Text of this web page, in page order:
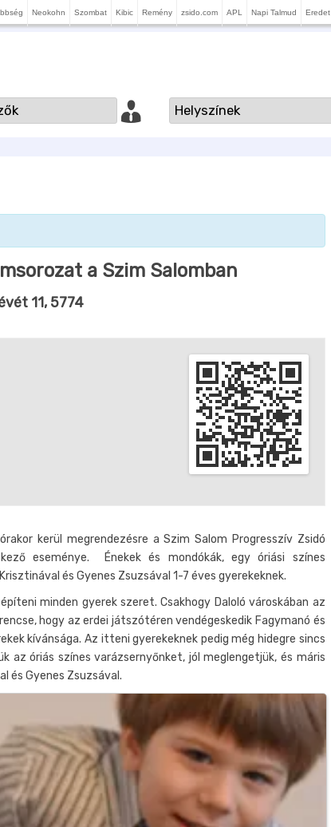
Neokohn Szombat Kibic Remény zsido.com APL Napi Talmud Eredet
a Szim Salomban
11, 5774
kerül megrendezésre a Szim Salom Progresszív Zsidó
eseménye. Énekek és mondókák, egy óriási színes
és Gyenes Zsuzsával 1-7 éves gyerekeknek.
minden gyerek szeret. Csakhogy Daloló városkában az
hogy az erdei játszótéren vendégeskedik Fagymanó és
kívánsága. Az itteni gyerekeknek pedig még hidegre sincs
az óriás színes varázsernyőnket, jól meglengetjük, és máris
és Gyenes Zsuzsával.